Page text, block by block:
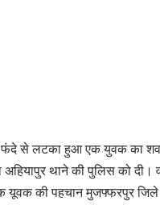
फंदे से लटका हुआ एक युवक का
थाने की पुलिस को दी।
की पहचान मुजफ्फरपुर जिले